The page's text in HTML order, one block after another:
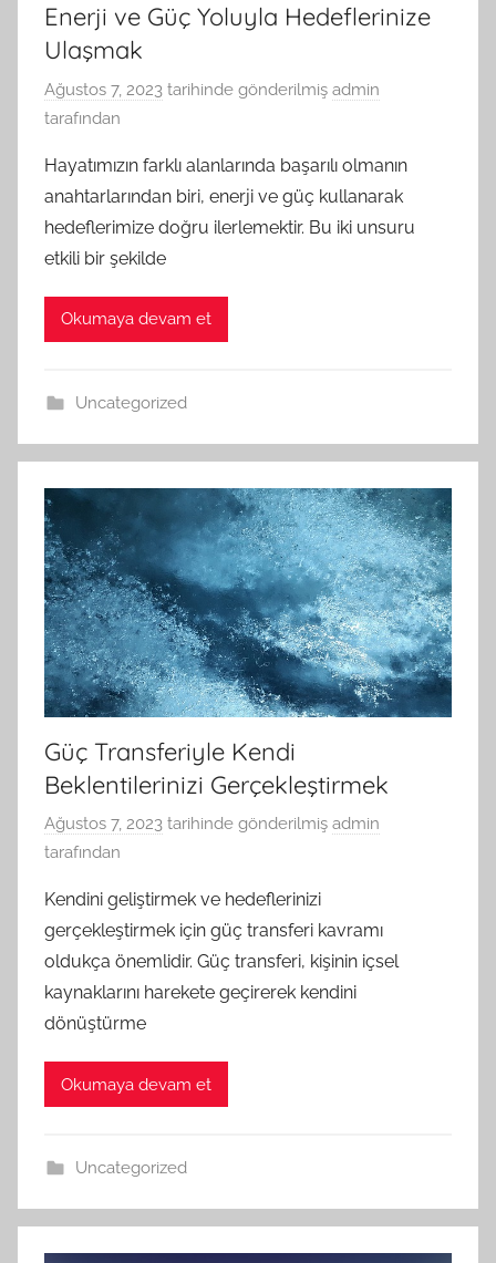
Enerji ve Güç Yoluyla Hedeflerinize
Ulaşmak
Ağustos 7, 2023 tarihinde gönderilmiş admin
tarafından
Hayatımızın farklı alanlarında başarılı olmanın
anahtarlarından biri, enerji ve güç kullanarak
hedeflerimize doğru ilerlemektir. Bu iki unsuru
etkili bir şekilde
Okumaya devam et
Uncategorized
Güç Transferiyle Kendi
Beklentilerinizi Gerçekleştirmek
Ağustos 7, 2023 tarihinde gönderilmiş admin
tarafından
Kendini geliştirmek ve hedeflerinizi
gerçekleştirmek için güç transferi kavramı
oldukça önemlidir. Güç transferi, kişinin içsel
kaynaklarını harekete geçirerek kendini
dönüştürme
Okumaya devam et
Uncategorized